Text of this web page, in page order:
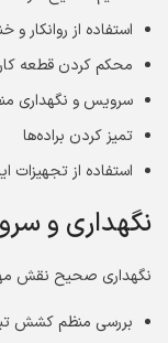
استفاده از روانکار و
محکم کردن قطعه کار
سرویس و نگهداری
تمیز کردن براده‌ها
استفاده از تجهیزات
نگهداری و
نگهداری صحیح نقش
بررسی منظم کشش